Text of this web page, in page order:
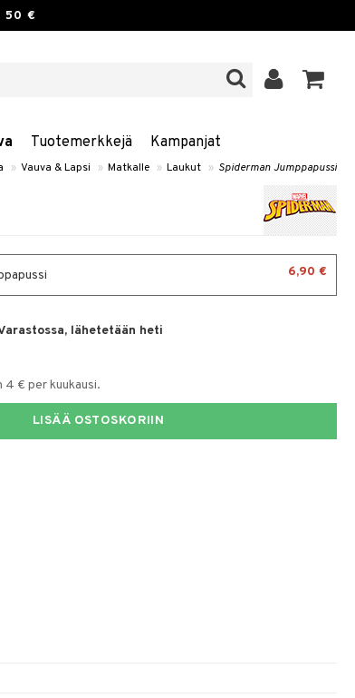
50 €
Tuotemerkkejä Kampanjat
» Vauva & Lapsi » Matkalle » Laukut » Spiderman Jumppapussi
6,90 €
lähetetään heti
4 € per kuukausi.
LISÄÄ OSTOSKORIIN